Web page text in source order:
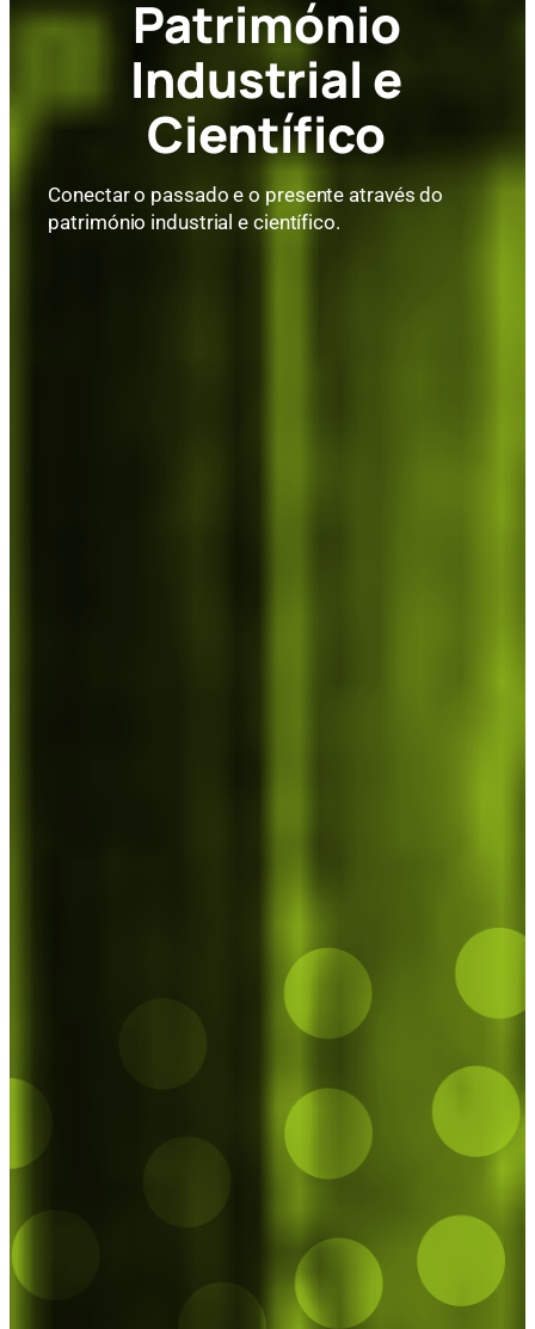
Património
Industrial e
Científico
Conectar o passado e o presente através do
património industrial e científico.